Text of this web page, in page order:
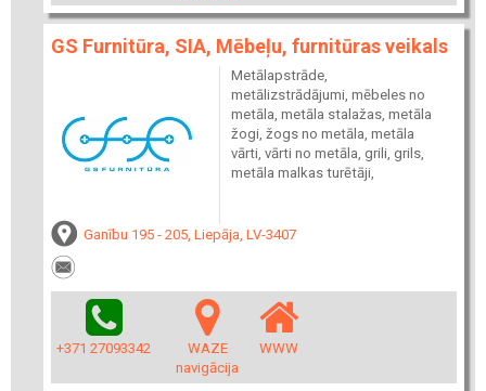
GS Furnitūra, SIA, Mēbeļu, furnitūras veikals
Metālapstrāde,
metālizstrādājumi, mēbeles no
metāla, metāla stalažas, metāla
žogi, žogs no metāla, metāla
vārti, vārti no metāla, grili, grils,
metāla malkas turētāji,
Ganību 195 - 205, Liepāja, LV-3407
+371 27093342
WAZE
navigācija
WWW